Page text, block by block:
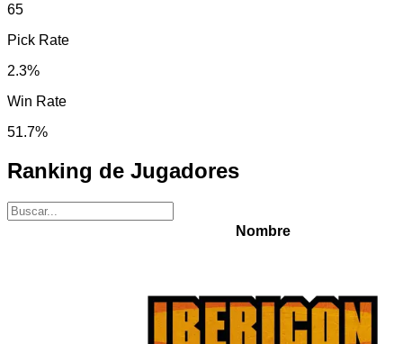
65
Pick Rate
2.3%
Win Rate
51.7%
Ranking de Jugadores
Nombre